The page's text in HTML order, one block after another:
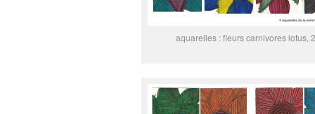
aquarelles : fleurs carnivores lotus,